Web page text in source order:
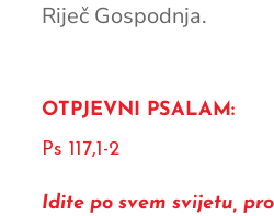
Riječ Gospodnja.
OTPJEVNI PSALAM:
Ps 117,1-2
Idite po svem svijetu,